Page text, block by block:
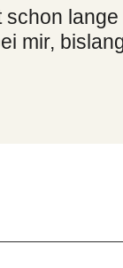
mir,